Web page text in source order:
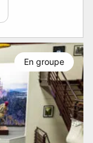
En groupe